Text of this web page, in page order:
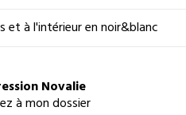
Novalie
à mon dossier